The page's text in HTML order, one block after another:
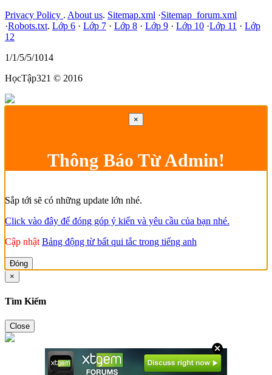
Privacy Policy . About us. Sitemap.xml ·Sitemap_forum.xml
·Robots.txt. Lớp 6 · Lớp 7 · Lớp 8 · Lớp 9 · Lớp 10 ·Lớp 11 · Lớp
12
1/1/5/5/1014
HọcTập321 © 2016
×
Thông Báo Từ Admin!
Sắp tới sẽ có những update lớn nhé.
Click vào đây để đóng góp ý kiến và yêu cầu của bạn nhé.
Cập nhật Bảng động từ bất qui tắc trong tiếng anh
Đóng
×
Tìm Kiếm
Close